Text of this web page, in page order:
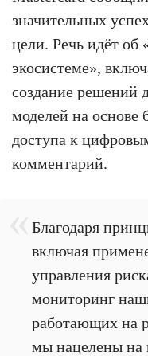
значительных
цели. Речь идёт об
экосистеме»,
создание решений
моделей на основе
доступа к
комментарий.
Благодаря
включая
управления
мониторинг
работающих на
мы нацелены на